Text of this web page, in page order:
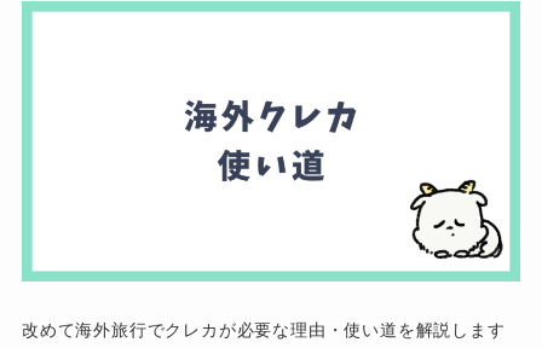
改めて海外旅行でクレカが必要な理由・使い道を解説します